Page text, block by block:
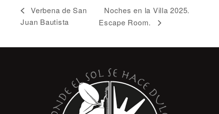
Verbena de San
Juan Bautista
Noches en la Villa 2025.
Escape Room.